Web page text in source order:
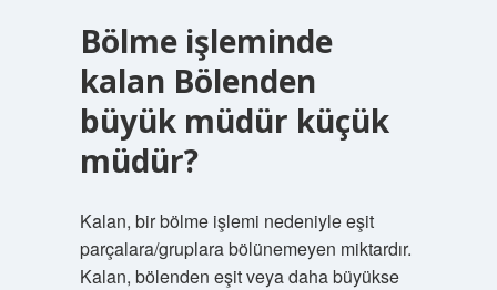
Bölme işleminde
kalan Bölenden
büyük müdür küçük
müdür?
Kalan, bir bölme işlemi nedeniyle eşit
parçalara/gruplara bölünemeyen miktardır.
Kalan, bölenden eşit veya daha büyükse